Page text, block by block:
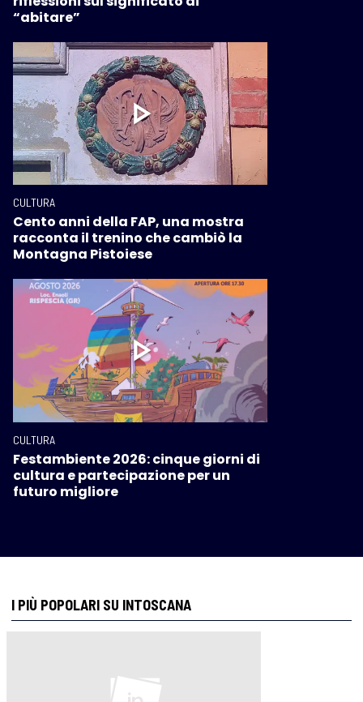
“abitare”
CULTURA
Cento anni della FAP, una mostra
racconta il trenino che cambiò la
Montagna Pistoiese
CULTURA
Festambiente 2026: cinque giorni di
cultura e partecipazione per un
futuro migliore
I PIÙ POPOLARI SU INTOSCANA